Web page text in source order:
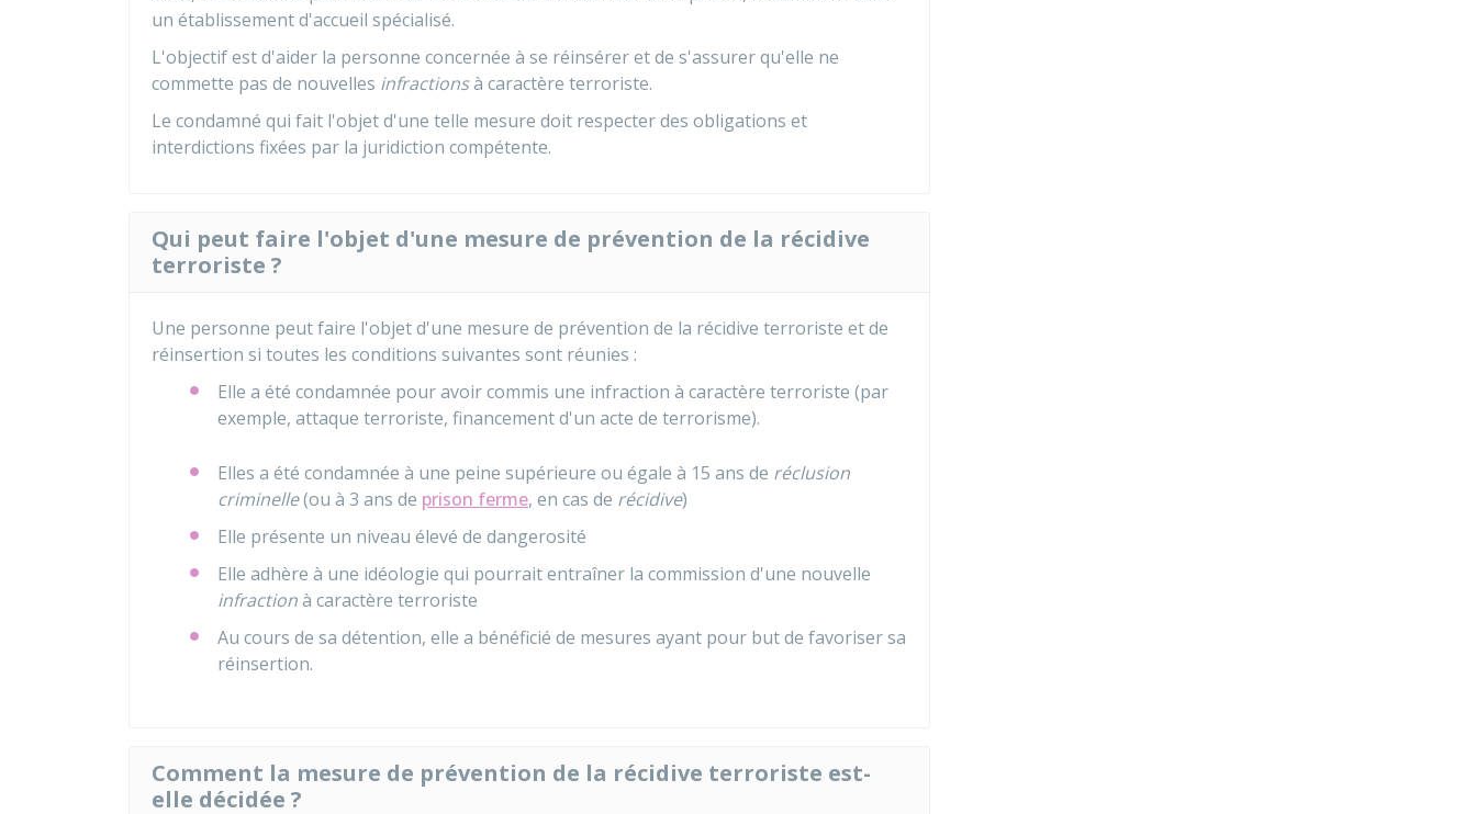
un établissement d'accueil spécialisé.
L'objectif est d'aider la personne concernée à se réinsérer et de s'assurer qu'elle ne
commette pas de nouvelles infractionsà caractère terroriste.
Le condamné qui fait l'objet d'une telle mesure doit respecter des obligations et
interdictions fixées par la juridiction compétente.
Qui peut faire l'objet d'une mesure de prévention de la récidive
terroriste ?
Une personne peut faire l'objet d'une mesure de prévention de la récidive terroriste et de
réinsertion si toutes les conditions suivantes sont réunies :
Elle a été condamnée pour avoir commis une infraction à caractère terroriste (par
exemple, attaque terroriste, financement d'un acte de terrorisme).
Elles a été condamnée à une peine supérieure ou égale à 15 ans de réclusion
criminelle(ou à 3 ans de prison ferme, en cas de récidive)
Elle présente un niveau élevé de dangerosité
Elle adhère à une idéologie qui pourrait entraîner la commission d'une nouvelle
infractionà caractère terroriste
Au cours de sa détention, elle a bénéficié de mesures ayant pour but de favoriser sa
réinsertion.
Comment la mesure de prévention de la récidive terroriste est-
elle décidée ?